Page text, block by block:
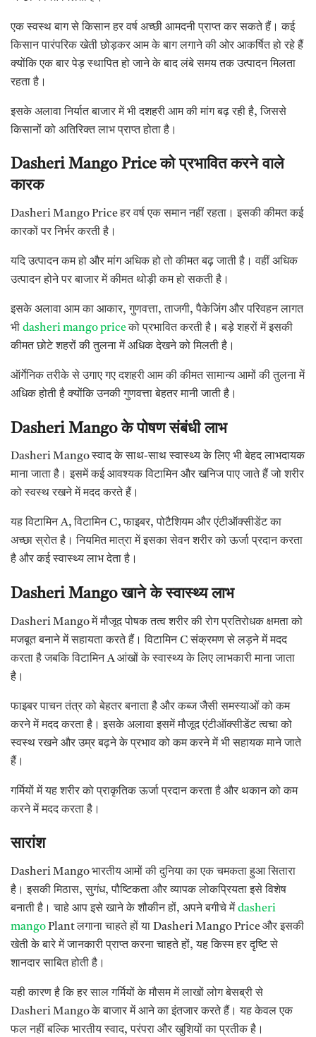
एक स्वस्थ बाग से किसान हर वर्ष अच्छी आमदनी प्राप्त कर सकते हैं। कई
किसान पारंपरिक खेती छोड़कर आम के बाग लगाने की ओर आकर्षित हो रहे हैं
क्योंकि एक बार पेड़ स्थापित हो जाने के बाद लंबे समय तक उत्पादन मिलता
रहता है।
इसके अलावा निर्यात बाजार में भी दशहरी आम की मांग बढ़ रही है, जिससे
किसानों को अतिरिक्त लाभ प्राप्त होता है।
Dasheri Mango Priceको प्रभावित करने वाले
कारक
Dasheri Mango Price हर वर्ष एक समान नहीं रहता। इसकी कीमत कई
कारकों पर निर्भर करती है।
यदि उत्पादन कम हो और मांग अधिक हो तो कीमत बढ़ जाती है। वहीं अधिक
उत्पादन होने पर बाजार में कीमत थोड़ी कम हो सकती है।
इसके अलावा आम का आकार, गुणवत्ता, ताजगी, पैकेजिंग और परिवहन लागत
भी dasheri mango priceको प्रभावित करती है। बड़े शहरों में इसकी
कीमत छोटे शहरों की तुलना में अधिक देखने को मिलती है।
ऑर्गेनिक तरीके से उगाए गए दशहरी आम की कीमत सामान्य आमों की तुलना में
अधिक होती है क्योंकि उनकी गुणवत्ता बेहतर मानी जाती है।
Dasheri Mangoके पोषण संबंधी लाभ
Dasheri Mango स्वाद के साथ-साथ स्वास्थ्य के लिए भी बेहद लाभदायक
माना जाता है। इसमें कई आवश्यक विटामिन और खनिज पाए जाते हैं जो शरीर
को स्वस्थ रखने में मदद करते हैं।
यह विटामिन A, विटामिन C, फाइबर, पोटैशियम और एंटीऑक्सीडेंट का
अच्छा स्रोत है। नियमित मात्रा में इसका सेवन शरीर को ऊर्जा प्रदान करता
है और कई स्वास्थ्य लाभ देता है।
Dasheri Mangoखाने के स्वास्थ्य लाभ
Dasheri Mango में मौजूद पोषक तत्व शरीर की रोग प्रतिरोधक क्षमता को
मजबूत बनाने में सहायता करते हैं। विटामिन C संक्रमण से लड़ने में मदद
करता है जबकि विटामिन A आंखों के स्वास्थ्य के लिए लाभकारी माना जाता
है।
फाइबर पाचन तंत्र को बेहतर बनाता है और कब्ज जैसी समस्याओं को कम
करने में मदद करता है। इसके अलावा इसमें मौजूद एंटीऑक्सीडेंट त्वचा को
स्वस्थ रखने और उम्र बढ़ने के प्रभाव को कम करने में भी सहायक माने जाते
हैं।
गर्मियों में यह शरीर को प्राकृतिक ऊर्जा प्रदान करता है और थकान को कम
करने में मदद करता है।
सारांश
Dasheri Mango भारतीय आमों की दुनिया का एक चमकता हुआ सितारा
है। इसकी मिठास, सुगंध, पौष्टिकता और व्यापक लोकप्रियता इसे विशेष
बनाती है। चाहे आप इसे खाने के शौकीन हों, अपने बगीचे मेंdasheri
mangoPlant लगाना चाहते हों या Dasheri Mango Price और इसकी
खेती के बारे में जानकारी प्राप्त करना चाहते हों, यह किस्म हर दृष्टि से
शानदार साबित होती है।
यही कारण है कि हर साल गर्मियों के मौसम में लाखों लोग बेसब्री से
Dasheri Mango के बाजार में आने का इंतजार करते हैं। यह केवल एक
फल नहीं बल्कि भारतीय स्वाद, परंपरा और खुशियों का प्रतीक है।